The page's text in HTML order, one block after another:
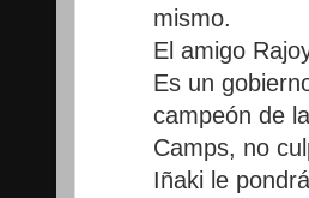
mismo.
El amigo
Es un
campeón de
Camps, no
Iñaki le